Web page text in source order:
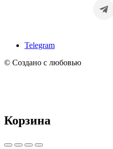
Telegram
© Создано с любовью
Корзина